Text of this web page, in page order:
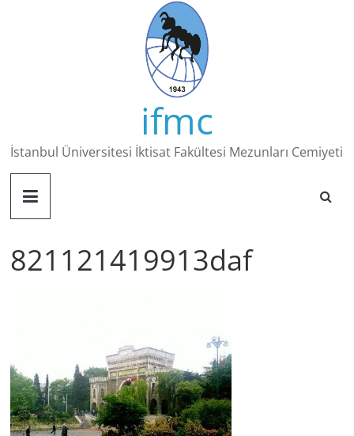
ifmc
İstanbul Üniversitesi İktisat Fakültesi Mezunları Cemiyeti
821121419913daf